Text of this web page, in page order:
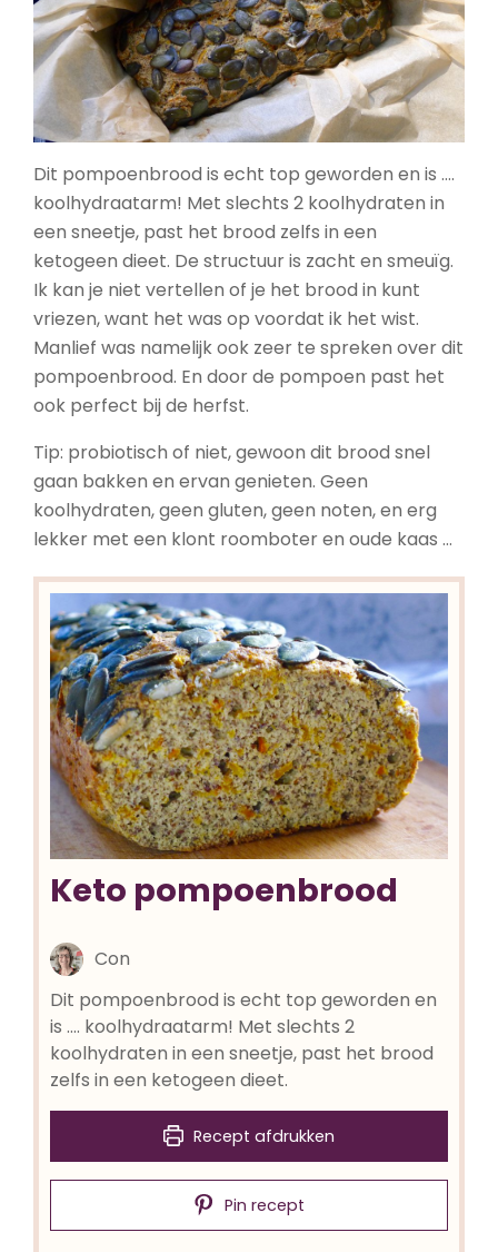
Dit pompoenbrood is echt top geworden en is ….
koolhydraatarm! Met slechts 2 koolhydraten in
een sneetje, past het brood zelfs in een
ketogeen dieet. De structuur is zacht en smeuïg.
Ik kan je niet vertellen of je het brood in kunt
vriezen, want het was op voordat ik het wist.
Manlief was namelijk ook zeer te spreken over dit
pompoenbrood. En door de pompoen past het
ook perfect bij de herfst.
Tip: probiotisch of niet, gewoon dit brood snel
gaan bakken en ervan genieten. Geen
koolhydraten, geen gluten, geen noten, en erg
lekker met een klont roomboter en oude kaas …
Keto pompoenbrood
Con
Dit pompoenbrood is echt top geworden en
is .... koolhydraatarm! Met slechts 2
koolhydraten in een sneetje, past het brood
zelfs in een ketogeen dieet.
Recept afdrukken
Pin recept